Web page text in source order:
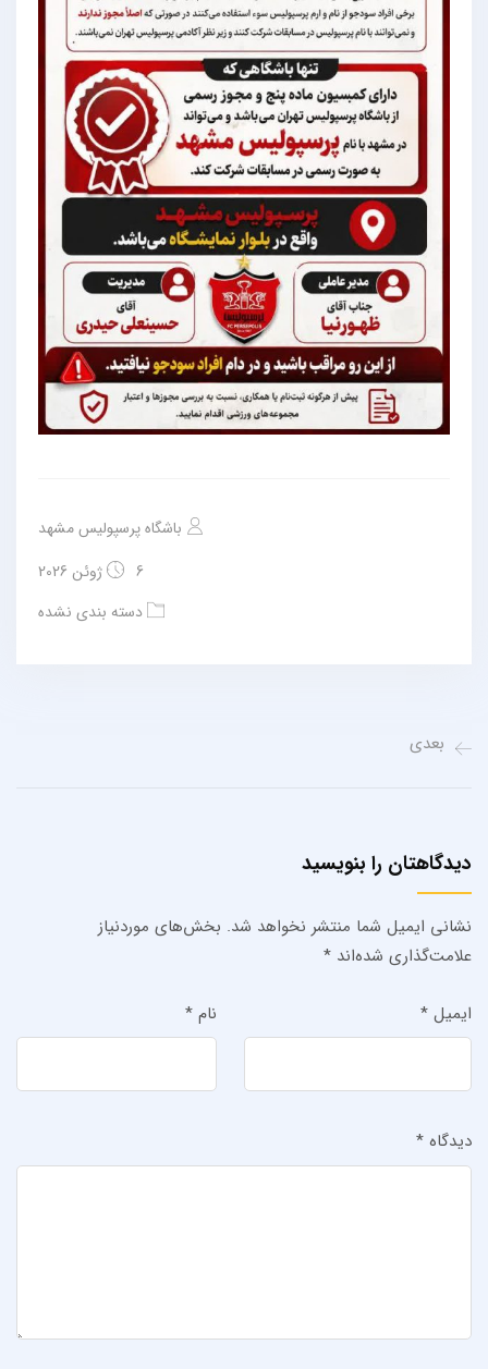
باشگاه پرسپولیس مشهد
6 ژوئن 2026
دسته بندی نشده
بعدی
دیدگاهتان را بنویسید
نشانی ایمیل شما منتشر نخواهد شد. بخش‌های موردنیاز
علامت‌گذاری شده‌اند *
نام * ایمیل *
دیدگاه *